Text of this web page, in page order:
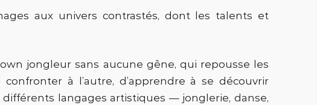
aux univers contrastés, dont les talents et
jongleur sans aucune gêne, qui repousse les
à l’autre, d’apprendre à se découvrir
langages artistiques — jonglerie, danse,